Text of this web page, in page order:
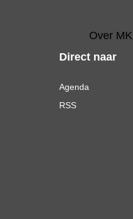
Over
Direct naar
Agenda
RSS